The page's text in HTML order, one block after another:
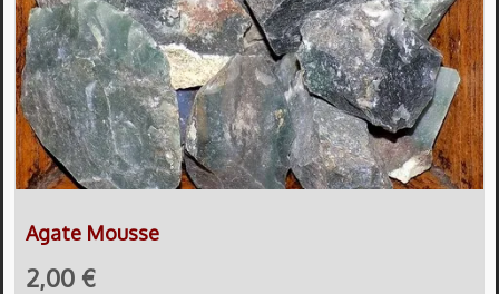
Agate Mousse
2,00 €